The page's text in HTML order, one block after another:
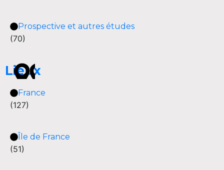
Prospective et autres études
(70)
Lieux
France
(127)
Île de France
(51)